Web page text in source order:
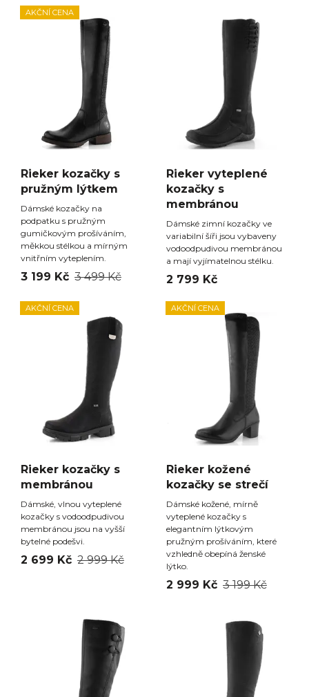
AKČNÍ CENA
Rieker kozačky s
pružným lýtkem
Dámské kozačky na
podpatku s pružným
gumičkovým prošíváním,
měkkou stélkou a mírným
vnitřním vyteplením.
3 199 Kč 3 499 Kč
Rieker vyteplené
kozačky s
membránou
Dámské zimní kozačky ve
variabilní šíři jsou vybaveny
vodoodpudivou membránou
a mají vyjímatelnou stélku.
2 799 Kč
AKČNÍ CENA
Rieker kozačky s
membránou
Dámské, vlnou vyteplené
kozačky s vodoodpudivou
membránou jsou na vyšší
bytelné podešvi.
2 699 Kč 2 999 Kč
AKČNÍ CENA
Rieker kožené
kozačky se strečí
Dámské kožené, mírně
vyteplené kozačky s
elegantním lýtkovým
pružným prošíváním, které
vzhledně obepíná ženské
lýtko.
2 999 Kč 3 199 Kč